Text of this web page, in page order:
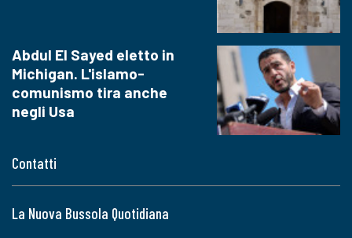
Contatti
La Nuova Bussola Quotidiana
Abdul El Sayed eletto in
Michigan. L'islamo-
comunismo tira anche
negli Usa